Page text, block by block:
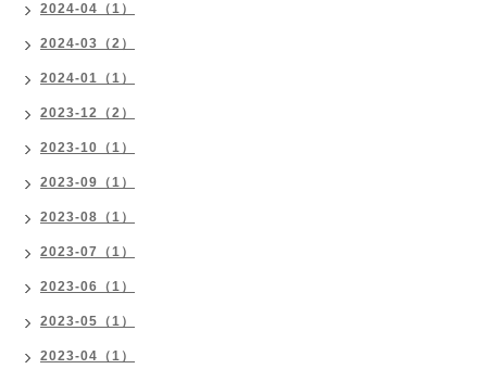
2024-04（1）
2024-03（2）
2024-01（1）
2023-12（2）
2023-10（1）
2023-09（1）
2023-08（1）
2023-07（1）
2023-06（1）
2023-05（1）
2023-04（1）